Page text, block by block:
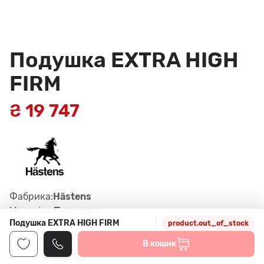
Подушка EXTRA HIGH
FIRM
₴ 19 747
Фабрика:Hästens
Матеріал: Пух+перо
Габарити:50 x 75 см
Колір: 01 білий
Артикул:
51534
Подушка EXTRA HIGH FIRM product.out_of_stock
В кошик